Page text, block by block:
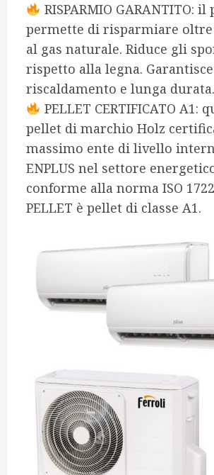
RISPARMIO GARANTITO:
permette di risparmiare
al gas naturale. Riduce gli
rispetto alla legna.
riscaldamento e lunga durata.
PELLET CERTIFICATO A1:
pellet di marchio Holz
massimo ente di livello
ENPLUS nel settore
conforme alla norma ISO
PELLET è pellet di classe A1.